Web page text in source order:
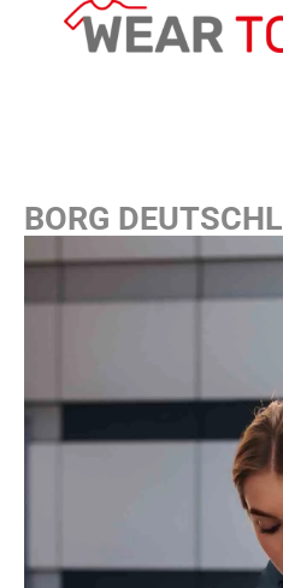
BORG